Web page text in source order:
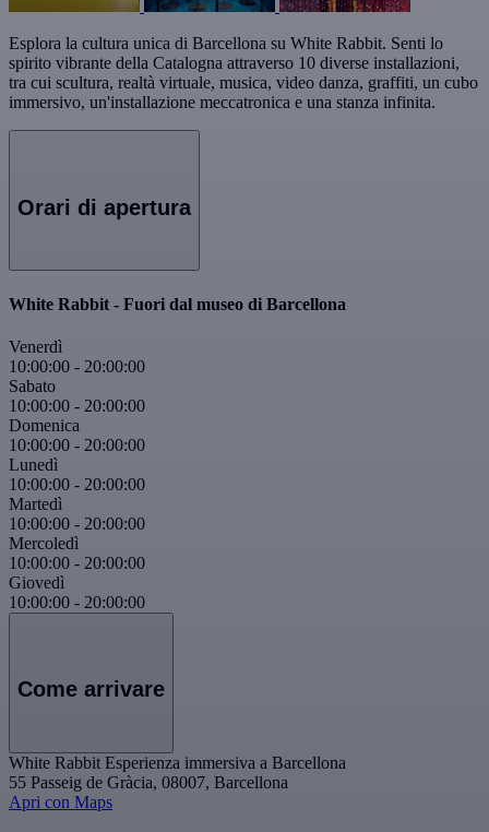
Esplora la cultura unica di Barcellona su White Rabbit. Senti lo
spirito vibrante della Catalogna attraverso 10 diverse installazioni,
tra cui scultura, realtà virtuale, musica, video danza, graffiti, un cubo
immersivo, un'installazione meccatronica e una stanza infinita.
Orari di apertura
White Rabbit - Fuori dal museo di Barcellona
Venerdì
10:00:00 - 20:00:00
Sabato
10:00:00 - 20:00:00
Domenica
10:00:00 - 20:00:00
Lunedì
10:00:00 - 20:00:00
Martedì
10:00:00 - 20:00:00
Mercoledì
10:00:00 - 20:00:00
Giovedì
10:00:00 - 20:00:00
Come arrivare
White Rabbit Esperienza immersiva a Barcellona
55 Passeig de Gràcia, 08007, Barcellona
Apri con Maps